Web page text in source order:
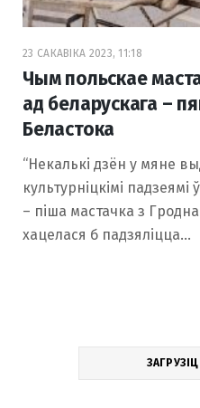
23 САКАВІКА 2023, 11:18
Чым польскае
ад беларускага –
Беластока
“Некалькі дзён у мяне
культурніцкімі
– піша мастачка з
хацелася б падзяліцца…